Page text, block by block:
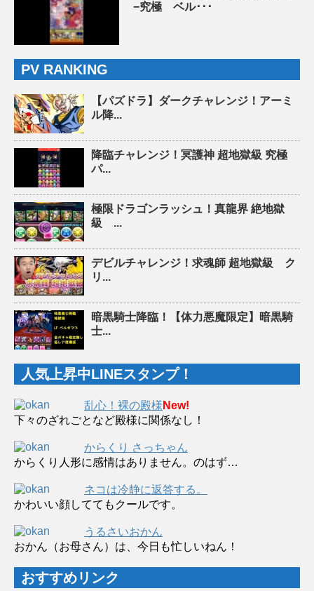
−究極 ベル･･･
PV RANKING
【パズドラ】ダークチャレンジ！アーミ
ル降...
降臨チャレンジ！冥護神 超地獄級 究極
パ...
極限ドラゴンラッシュ！真龍界 絶地獄
級 ...
デビルチャレンジ！求魂師 超地獄級 ク
リ...
暗黒騎士降臨！【体力悪魔限定】暗黒騎
士...
人気上昇中LINEスタンプ！
乱心！裸の殿様 New!
下々のざれごとなど殿様に関係なし！
からくり さっちゃん
からくり人形に感情はありません。のはず…
ネコは冷静に返答する。
かわいい顔しててもクールです。
うるさいおかん
おかん（お母さん）は、今日も忙しいねん！
おすすめリンク